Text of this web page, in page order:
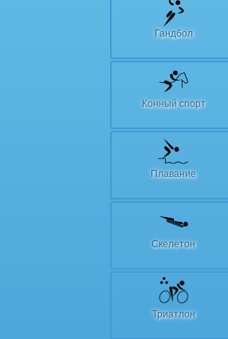
Гандбол
Конный спорт
Плавание
Скелетон
Триатлон